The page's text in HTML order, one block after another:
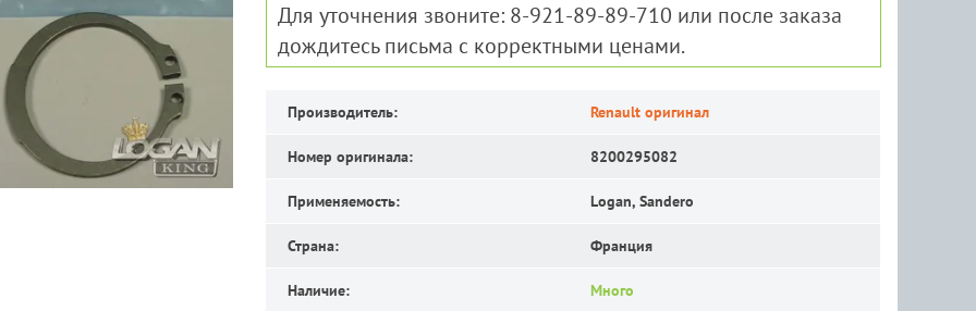
Для уточнения звоните: 8-921-89-89-710 или после заказа
дождитесь письма с корректными ценами.
Производитель: Renault оригинал
Номер оригинала: 8200295082
Применяемость: Logan, Sandero
Страна: Франция
Наличие: Много